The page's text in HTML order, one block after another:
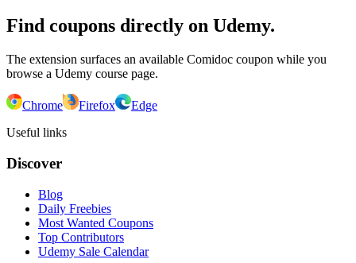
Find coupons directly on Udemy.
The extension surfaces an available Comidoc coupon while you
browse a Udemy course page.
Chrome Firefox
Edge
Useful links
Discover
Blog
Daily Freebies
Most Wanted Coupons
Top Contributors
Udemy Sale Calendar